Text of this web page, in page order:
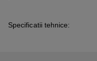
Specificatii tehnice: